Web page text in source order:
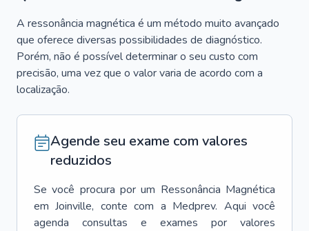
A ressonância magnética é um método muito avançado
que oferece diversas possibilidades de diagnóstico.
Porém, não é possível determinar o seu custo com
precisão, uma vez que o valor varia de acordo com a
localização.
Agende seu exame com valores
reduzidos
Se você procura por um Ressonância Magnética
em Joinville, conte com a Medprev. Aqui você
agenda consultas e exames por valores